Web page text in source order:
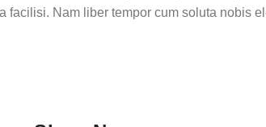
facilisi. Nam liber tempor cum soluta nobis